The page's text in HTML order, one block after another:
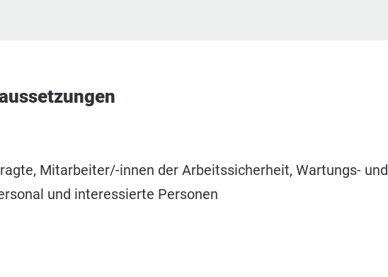
Mitarbeiter/-innen der Arbeitssicherheit, Wartungs- und
und interessierte Personen